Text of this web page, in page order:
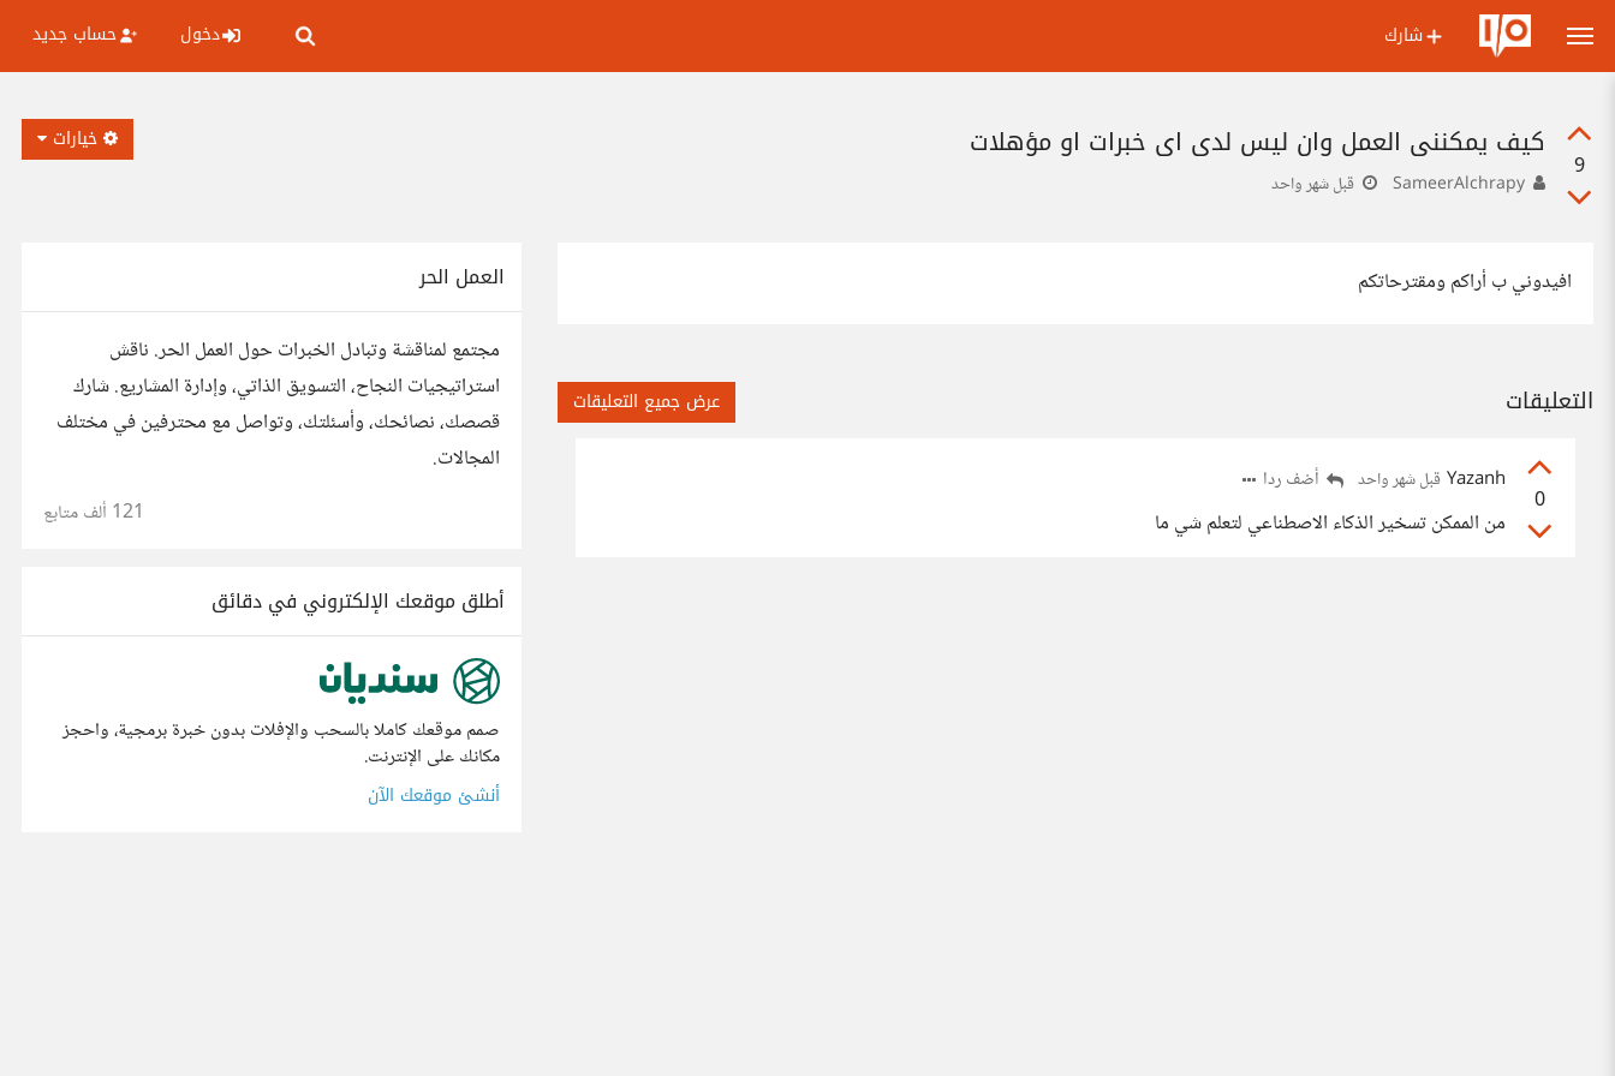
شارك دخول حساب جديد
9
كيف يمكنني العمل وان ليس لدي اي خبرات او مؤهلات
قبل شهر واحد
خيارات
افيدوني ب أراكم ومقترحاتكم
التعليقات عرض جميع التعليقات
0
Yazanh قبل شهر واحد أضف ردا
من الممكن تسخير الذكاء الاصطناعي لتعلم شي ما
العمل الحر
مجتمع لمناقشة وتبادل الخبرات حول العمل الحر. ناقش
استراتيجيات النجاح، التسويق الذاتي، وإدارة المشاريع. شارك
قصصك، نصائحك، وأسئلتك، وتواصل مع محترفين في مختلف
المجالات.
121 ألف متابع
أطلق موقعك الإلكتروني في دقائق
صمم موقعك كاملا بالسحب والإفلات بدون خبرة برمجية، واحجز
مكانك على الإنترنت.
أنشئ موقعك الآن